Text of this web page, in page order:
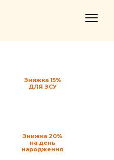
Знижка 15%
ДЛЯ ЗСУ
Знижка 20%
на день
народження